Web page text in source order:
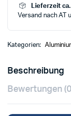
Lieferzeit
Versand nach AT
Kategorien:
Beschreibung
Bewertungen